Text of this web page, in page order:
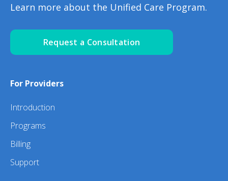
Learn more about the Unified Care Program.
Request a Consultation
For Providers
Introduction
Programs
Billing
Support